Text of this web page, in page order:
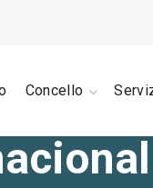
Concello